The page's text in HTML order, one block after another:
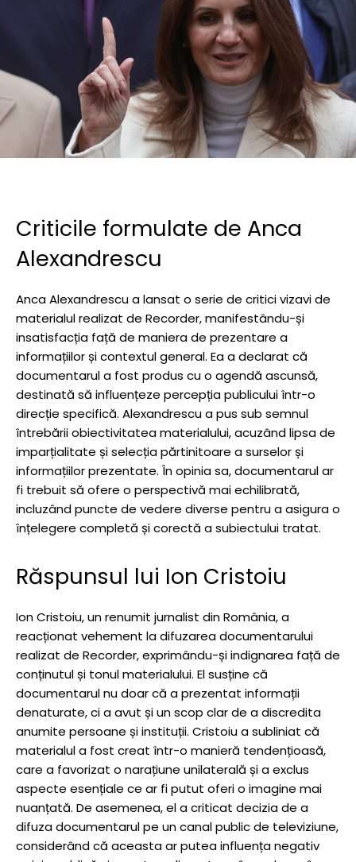
Criticile formulate de Anca
Alexandrescu
Anca Alexandrescu a lansat o serie de critici vizavi de
materialul realizat de Recorder, manifestându-și
insatisfacția față de maniera de prezentare a
informațiilor și contextul general. Ea a declarat că
documentarul a fost produs cu o agendă ascunsă,
destinată să influențeze percepția publicului într-o
direcție specifică. Alexandrescu a pus sub semnul
întrebării obiectivitatea materialului, acuzând lipsa de
imparțialitate și selecția părtinitoare a surselor și
informațiilor prezentate. În opinia sa, documentarul ar
fi trebuit să ofere o perspectivă mai echilibrată,
incluzând puncte de vedere diverse pentru a asigura o
înțelegere completă și corectă a subiectului tratat.
Răspunsul lui Ion Cristoiu
Ion Cristoiu, un renumit jurnalist din România, a
reacționat vehement la difuzarea documentarului
realizat de Recorder, exprimându-și indignarea față de
conținutul și tonul materialului. El susține că
documentarul nu doar că a prezentat informații
denaturate, ci a avut și un scop clar de a discredita
anumite persoane și instituții. Cristoiu a subliniat că
materialul a fost creat într-o manieră tendențioasă,
care a favorizat o narațiune unilaterală și a exclus
aspecte esențiale ce ar fi putut oferi o imagine mai
nuanțată. De asemenea, el a criticat decizia de a
difuza documentarul pe un canal public de televiziune,
considerând că aceasta ar putea influența negativ